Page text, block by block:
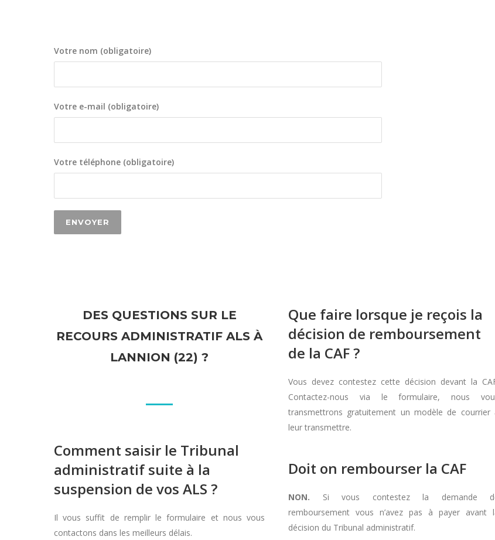
Votre nom (obligatoire)
Votre e-mail (obligatoire)
Votre téléphone (obligatoire)
DES QUESTIONS SUR LE
RECOURS ADMINISTRATIF ALS À
LANNION (22) ?
Comment saisir le Tribunal
administratif suite à la
suspension de vos ALS ?
Il vous suffit de remplir le formulaire et nous vous
contactons dans les meilleurs délais.
Que faire lorsque je reçois la
décision de remboursement
de la CAF ?
Vous devez contestez cette décision devant la
Contactez-nous via le formulaire, nous
transmettrons gratuitement un modèle de courrier
leur transmettre.
Doit on rembourser la CAF
NON. Si vous contestez la demande
remboursement vous n’avez pas à payer avant
décision du Tribunal administratif.